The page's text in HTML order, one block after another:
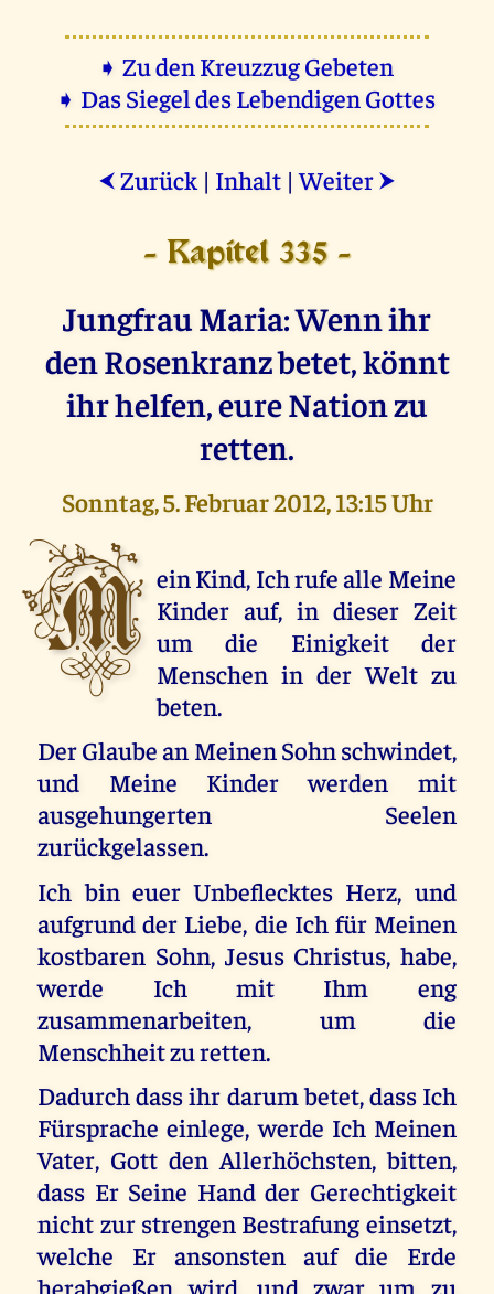
➧ Zu den Kreuzzug Gebeten
➧ Das Siegel des Lebendigen Gottes
⮜ Zurück | Inhalt |Weiter ⮞
- Kapitel 335 -
Jungfrau Maria: Wenn ihr
den Rosenkranz betet, könnt
ihr helfen, eure Nation zu
retten.
Sonntag, 5. Februar 2012, 13:15 Uhr
M ein Kind, Ich rufe alle Meine
Kinder auf, in dieser Zeit
um die Einigkeit der
Menschen in der Welt zu
beten.
Der Glaube an Meinen Sohn schwindet,
und Meine Kinder werden mit
ausgehungerten Seelen
zurückgelassen.
Ich bin euer Unbeflecktes Herz, und
aufgrund der Liebe, die Ich für Meinen
kostbaren Sohn, Jesus Christus, habe,
werde Ich mit Ihm eng
zusammenarbeiten, um die
Menschheit zu retten.
Dadurch dass ihr darum betet, dass Ich
Fürsprache einlege, werde Ich Meinen
Vater, Gott den Allerhöchsten, bitten,
dass Er Seine Hand der Gerechtigkeit
nicht zur strengen Bestrafung einsetzt,
welche Er ansonsten auf die Erde
herabgießen wird, und zwar um zu